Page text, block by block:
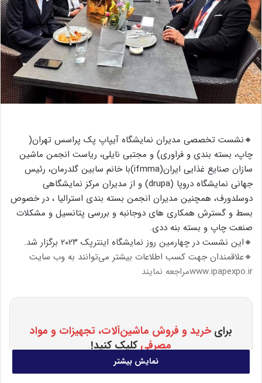
ی
م
ی
ل
🔸نشست تخصصی مدیران نمایشگاه آیپاپ پک پراسس تهران(
چاپ، بسته بندی و فراوری) و مجتبی نایلی، ریاست انجمن ماشین
سازان صنایع غذایی ایران(ifmma)با خانم سابین گلدرمان، رئیس
جهانی نمایشگاه دروپا (drupa) و از مدیران مرکز نمایشگاهی
دوسلدورف، همچنین مدیران انجمن بسته بندی استرالیا ، در خصوص
بسط و گسترش همکاری های دوجانبه و بررسی پتانسیل و مشکلات
صنعت چاپ و بسته بنه ددی.
🔸این نشست در چهارمین روز نمایشگاه اینترپک ۲۰۲۳ برگزار شد.
🔸علاقمندان جهت کسب اطلاعات بیشتر می‌توانند به وب سایت
www.ipapexpo.irمراجعه نمایند
برایخرید و فروش ماشین‌آلات، تجهیزات و مواد
مصرفی کلیک کنید!
نمایش بیشتر